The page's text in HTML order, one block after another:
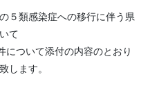
５類感染症への移行に伴う県
て
について添付の内容のとおり
します。